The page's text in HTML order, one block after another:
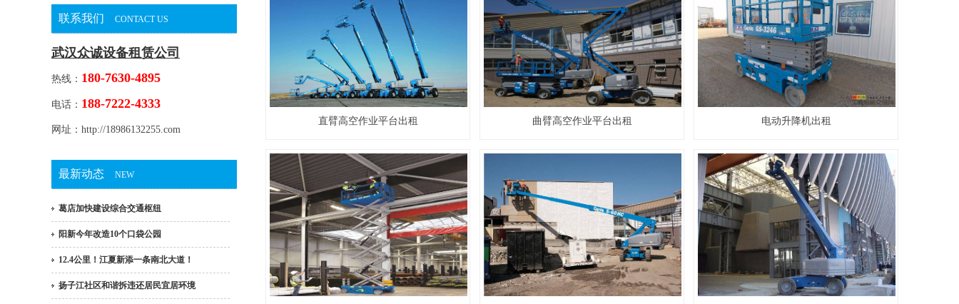
联系我们 CONTACT US
武汉众诚设备租赁公司
热线： 180-7630-4895
电话： 188-7222-4333
网址：http://18986132255.com
最新动态 NEW
葛店加快建设综合交通枢纽
阳新今年改造10个口袋公园
12.4公里！江夏新添一条南北大道！
扬子江社区和谐拆违还居民宜居环境
8米升降机出租
10米升降机出租
直臂高空作业平台出租 曲臂高空作业平台出租 电动升降机出租